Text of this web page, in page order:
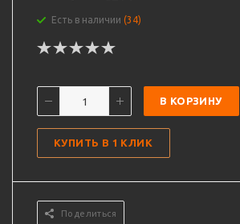
Есть в наличии (34)
В КОРЗИНУ
КУПИТЬ В 1 КЛИК
Поделиться